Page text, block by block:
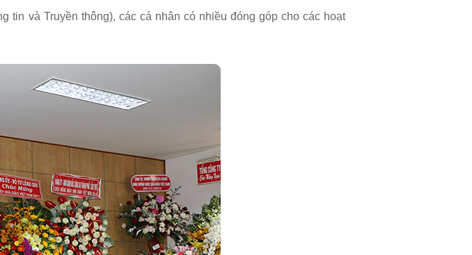
tin và Truyền thông), các cá nhân có nhiều đóng góp cho các hoạt